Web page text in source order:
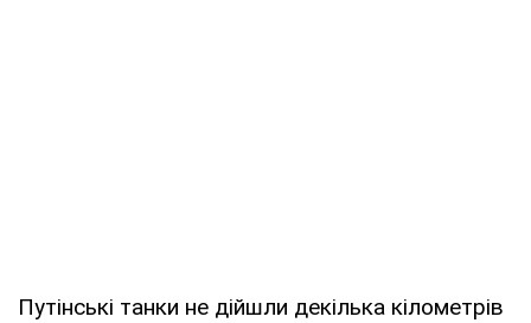
Путінські танки не дійшли декілька кілометрів